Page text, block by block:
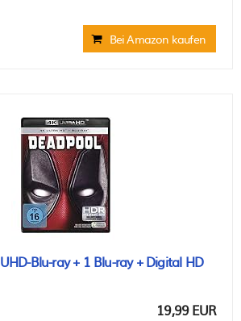
Bei Amazon kaufen
Blu-ray + 1 Blu-ray + Digital HD
19,99 EUR